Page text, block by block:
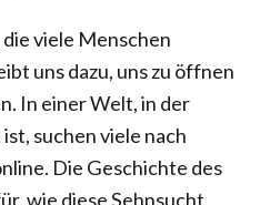
viele Menschen
uns dazu, uns zu öffnen
In einer Welt, in der
suchen viele nach
Die Geschichte des
wie diese Sehnsucht